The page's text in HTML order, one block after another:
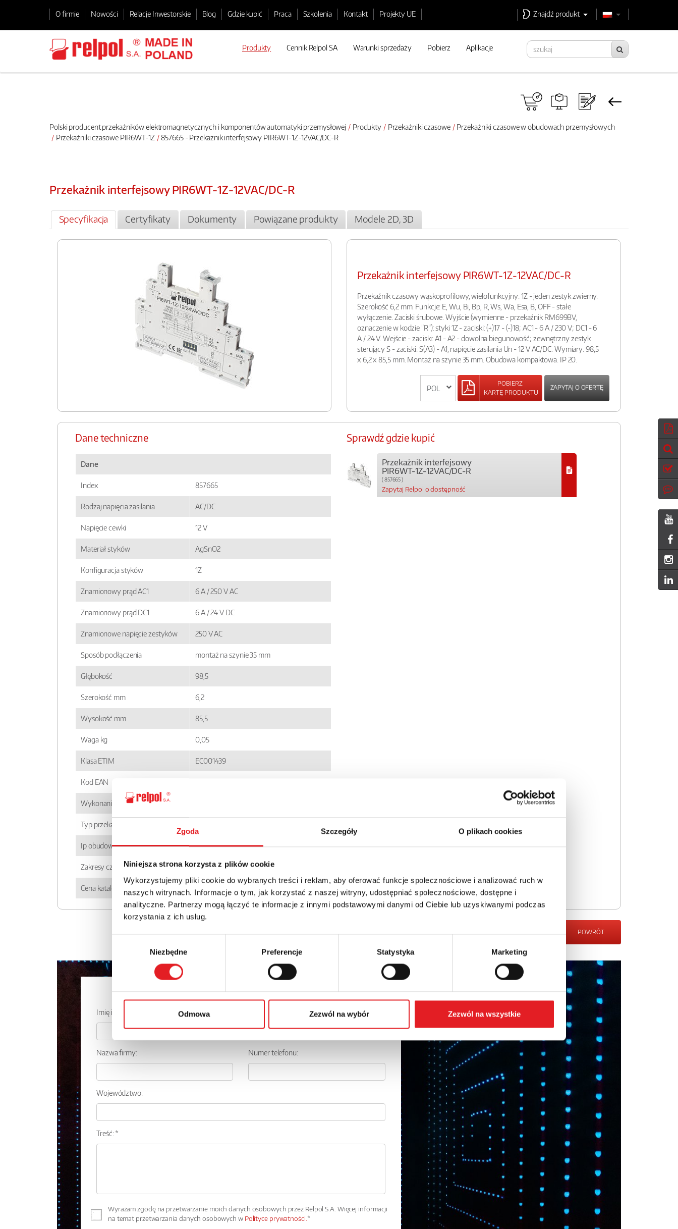
Zgoda Szczegóły O plikach cookies
Niniejsza strona korzysta z plików cookie
Wykorzystujemy pliki cookie do wybranych treści i reklam, aby oferować funkcje społecznościowe i analizować ruch w
naszych witrynach. Informacje o tym, jak korzystać z naszej witryny, udostępniać społecznościowe, dostępne i
analityczne. Partnerzy mogą łączyć te informacje z innymi podstawowymi danymi od Ciebie lub uzyskiwanymi podczas
korzystania z ich usług.
Niezbędne Preferencje Statystyka Marketing
Odmowa Zezwól na wybór Zezwól na wszystkie
O firmie Nowości Relacje Inwestorskie Blog Gdzie kupić Praca Szkolenia Kontakt Projekty UE Znajdź produkt
Produkty Cennik Relpol SA Warunki sprzedaży Pobierz Aplikacje
Polski producent przekaźników elektromagnetycznych i komponentów automatyki przemysłowej Produkty Przekaźniki czasowe
Przekaźniki czasowe w obudowach przemysłowych
Przekaźniki czasowe PIR6WT-1Z
857665 - Przekażnik interfejsowy PIR6WT-1Z-12VAC/DC-R
Przekażnik interfejsowy PIR6WT-1Z-12VAC/DC-R
Specyfikacja Certyfikaty Dokumenty Powiązane produkty Modele 2D, 3D
Przekażnik interfejsowy PIR6WT-1Z-12VAC/DC-R
Przekaźnik czasowy wąskoprofilowy, wielofunkcyjny: 1Z - jeden zestyk zwierny.
Szerokość 6,2 mm. Funkcje: E, Wu, Bi, Bp, R, Ws, Wa, Esa, B, OFF - stałe
wyłączenie. Zaciski śrubowe. Wyjście (wymienne - przekaźnik RM699BV,
oznaczenie w kodzie "R"): styki 1Z - zaciski: (+)17 - (-)18; AC1 - 6 A / 230 V; DC1 - 6
A / 24 V. Wejście - zaciski: A1 - A2 - dowolna biegunowość; zewnętrzny zestyk
sterujący S - zaciski: S(A3) - A1, napięcie zasilania Un - 12 V AC/DC. Wymiary: 98,5
x 6,2 x 85,5 mm. Montaż na szynie 35 mm. Obudowa kompaktowa. IP 20.
POBIERZ
KARTĘ PRODUKTU
ZAPYTAJ O OFERTĘ
Dane techniczne
Dane
Index 857665
Rodzaj napięcia zasilania AC/DC
Napięcie cewki 12 V
Materiał styków AgSnO2
Konfiguracja styków 1Z
Znamionowy prąd AC1 6 A / 250 V AC
Znamionowy prąd DC1 6 A / 24 V DC
Znamionowe napięcie zestyków 250 V AC
Sposób podłączenia montaż na szynie 35 mm
Głębokość 98,5
Szerokość mm 6,2
Wysokość mm 85,5
Waga kg 0,05
Klasa ETIM EC001439
Kod EAN
Wykonanie
Typ przekaźnika
Ip obudowy IP 20
Zakresy czasowe 1 s; 10 s; 1 min.; 10 min.; 1 h; 10 h; 1 d; 10 d
Cena katalogowa 194.81zł + 23% VAT
Sprawdź gdzie kupić
Przekażnik interfejsowy
PIR6WT-1Z-12VAC/DC-R
( 857665 )
Zapytaj Relpol o dostępność
POWRÓT
Zapytaj o szczegóły oferty
Imię i nazwisko: *
Nazwa firmy: Numer telefonu:
Województwo:
Treść: *
Wyrażam zgodę na przetwarzanie moich danych osobowych przez Relpol S.A. Więcej informacji
na temat przetwarzania danych osobowych w Polityce prywatności.*